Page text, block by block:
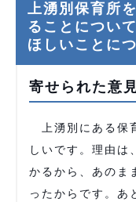
上湧別保育所
ることについ
ほしいことに
寄せられた意
上湧別にある保
しいです。理由は
かるから、あのま
ったからです。あ